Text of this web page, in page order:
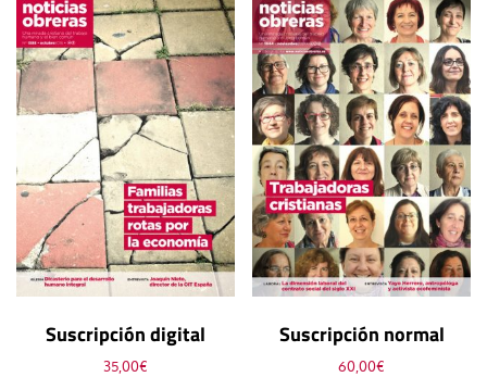
Suscripción digital
35,00€
Suscripción normal
60,00€